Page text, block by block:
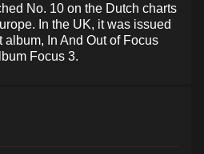
No. 10 on the Dutch charts
In the UK, it was issued
album, In And Out of Focus
Focus 3.